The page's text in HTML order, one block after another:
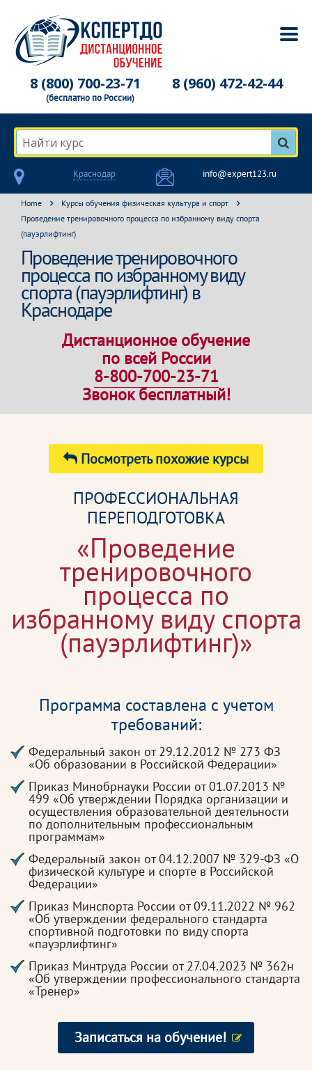
8 (800) 700-23-71
(бесплатно по России)
8 (960) 472-42-44
Найти курс
Краснодар info@expert123.ru
Home
Курсы обучения физическая культура и спорт
Проведение тренировочного процесса по избранному виду спорта
(пауэрлифтинг)
Проведение тренировочного
процесса по избранному виду
спорта (пауэрлифтинг) в
Краснодаре
Дистанционное обучение
по всей России
8-800-700-23-71
Звонок бесплатный!
Посмотреть похожие курсы
ПРОФЕССИОНАЛЬНАЯ
ПЕРЕПОДГОТОВКА
«Проведение
тренировочного
процесса по
избранному виду спорта
(пауэрлифтинг)»
Программа составлена с учетом
требований:
Федеральный закон от 29.12.2012 № 273 ФЗ
«Об образовании в Российской Федерации»
Приказ Минобрнауки России от 01.07.2013 №
499 «Об утверждении Порядка организации и
осуществления образовательной деятельности
по дополнительным профессиональным
программам»
Федеральный закон от 04.12.2007 № 329-ФЗ «О
физической культуре и спорте в Российской
Федерации»
Приказ Минспорта России от 09.11.2022 № 962
«Об утверждении федерального стандарта
спортивной подготовки по виду спорта
«пауэрлифтинг»
Приказ Минтруда России от 27.04.2023 № 362н
«Об утверждении профессионального стандарта
«Тренер»
Записаться на обучение!